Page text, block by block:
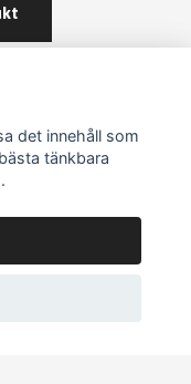
det innehåll som
tänkbara